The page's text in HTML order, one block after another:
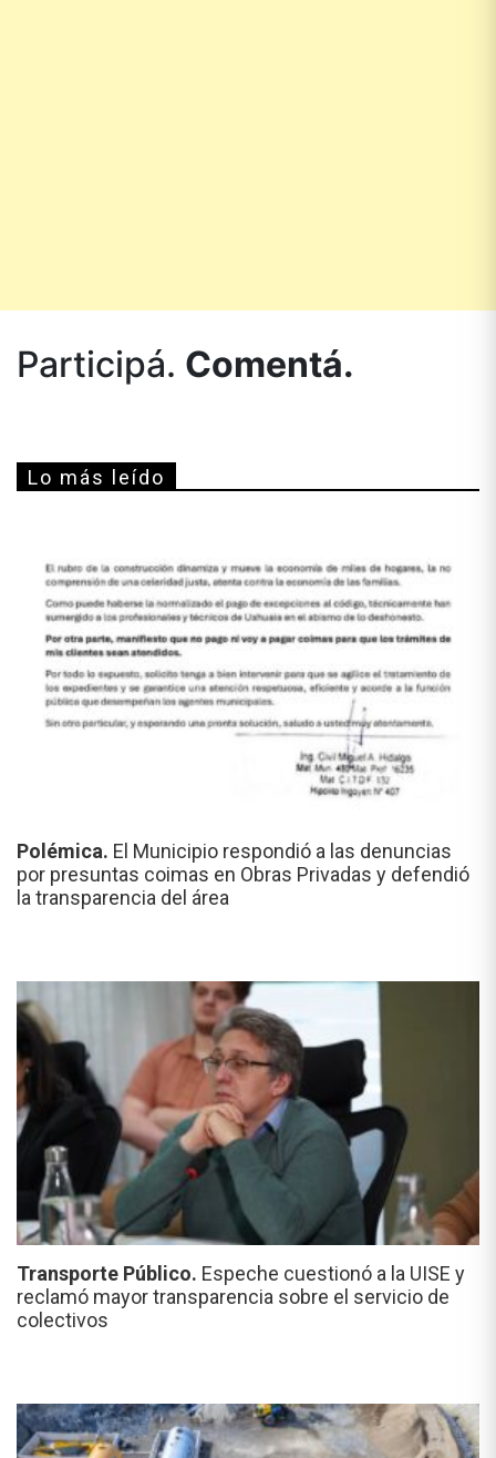
Participá. Comentá.
Lo más leído
Polémica. El Municipio respondió a las denuncias
por presuntas coimas en Obras Privadas y defendió
la transparencia del área
Transporte Público. Espeche cuestionó a la UISE y
reclamó mayor transparencia sobre el servicio de
colectivos